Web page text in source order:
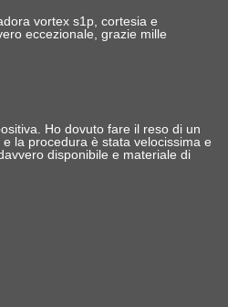
vortex s1p, cortesia e
eccezionale, grazie mille
Ho dovuto fare il reso di un
la procedura è stata velocissima e
disponibile e materiale di